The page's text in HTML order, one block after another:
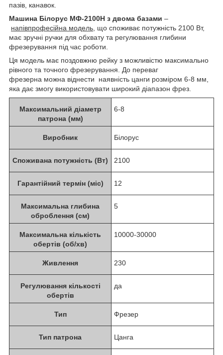
пазів, канавок.
Машина Білорус МФ-2100Н з двома базами –
напівпрофесійна модель , що споживає потужність 2100 Вт,
має зручні ручки для обхвату та регулювання глибини
фрезерування під час роботи.
Ця модель має поздовжню рейку з можливістю максимально
рівного та точного фрезерування. До переваг
фрезерна можна віднести наявність цанги розміром 6-8 мм,
яка дає змогу використовувати широкий діапазон фрез.
Максимальний діаметр
патрона (мм)
6-8
Виробник Білорус
Споживана потужність (Вт) 2100
Гарантійний термін (міс) 12
Максимальна глибина
оброблення (см)
5
Максимальна кількість
обертів (об/хв)
10000-30000
Живлення 230
Регулювання кількості
обертів
да
Тип Фрезер
Тип патрона Цанга